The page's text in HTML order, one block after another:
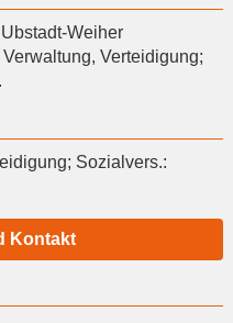
Weiher
Verteidigung;
Sozialvers.:
Kontakt